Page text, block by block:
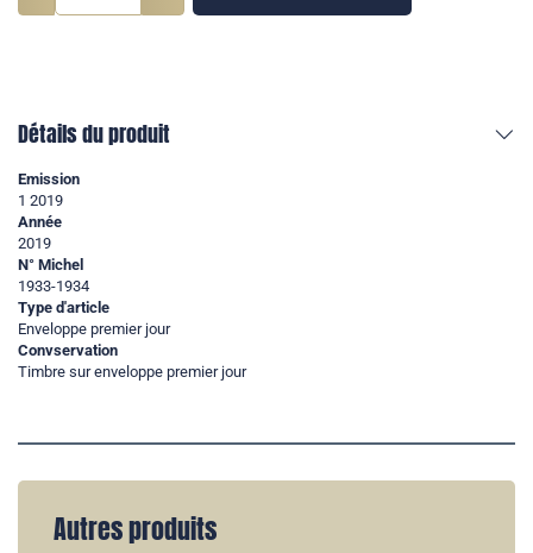
Détails du produit
Emission
1 2019
Année
2019
N° Michel
1933-1934
Type d'article
Enveloppe premier jour
Convservation
Timbre sur enveloppe premier jour
Autres produits